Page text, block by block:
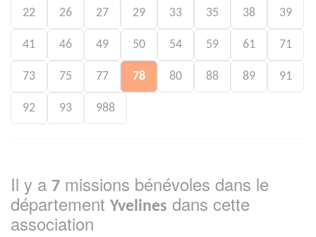
22 26 27 29 33 35 38 39
41 46 49 50 54 59 61 71
73 75 77 78 80 88 89 91
92 93 988
Il y a 7 missions bénévoles dans le
département Yvelines dans cette
association